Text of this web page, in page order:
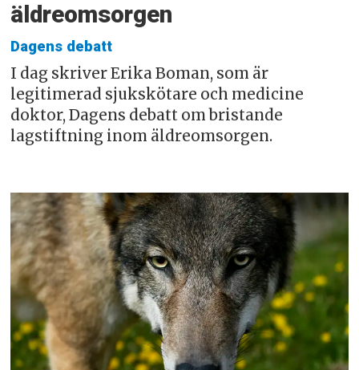
äldreomsorgen
Dagens debatt
I dag skriver Erika Boman, som är
legitimerad sjukskötare och medicine
doktor, Dagens debatt om bristande
lagstiftning inom äldreomsorgen.